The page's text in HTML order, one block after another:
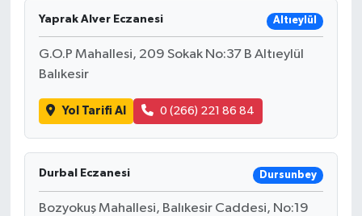
Yaprak Alver Eczanesi Altıeylül
G.O.P Mahallesi, 209 Sokak No:37 B Altıeylül
Balıkesir
Yol Tarifi Al 0 (266) 221 86 84
Durbal Eczanesi Dursunbey
Bozyokuş Mahallesi, Balıkesir Caddesi, No:19